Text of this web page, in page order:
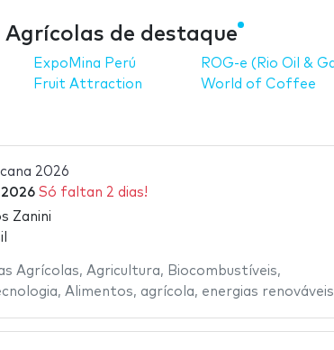
Agrícolas de destaque
ExpoMina Perú
Fruit Attraction
ROG-e (Rio Oil &
World of Coffee
2026
Só faltan 2 dias!
Zanini
Agrícolas, Agricultura, Biocombustíveis,
, Alimentos, agrícola, energias renováveis